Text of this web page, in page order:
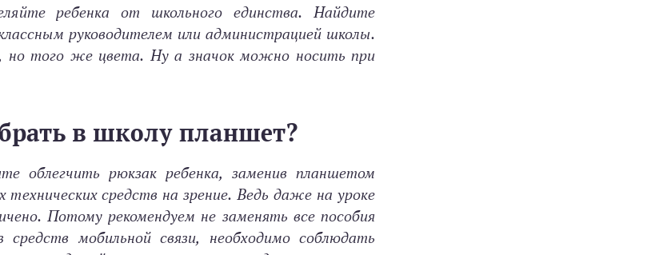
ребенка от школьного единства. Найдите
руководителем или администрацией школы.
но того же цвета. Ну а значок можно носить при
в школу планшет?
облегчить рюкзак ребенка, заменив планшетом
средств на зрение. Ведь даже на уроке
Потому рекомендуем не заменять все пособия
мобильной связи, необходимо соблюдать